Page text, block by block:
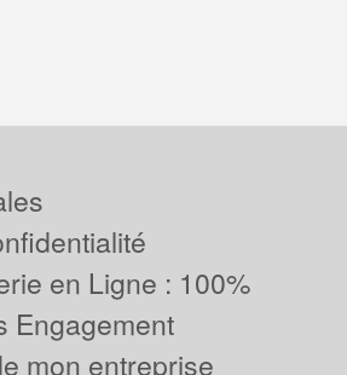
en Ligne : 100%
Engagement
mon entreprise